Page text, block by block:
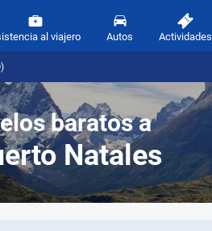
al viajero Autos Actividades
baratos a
Natales